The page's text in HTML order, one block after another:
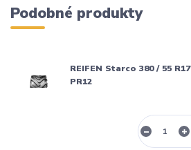
Podobné produkty
REIFEN Starco 380 / 55 R17
PR12